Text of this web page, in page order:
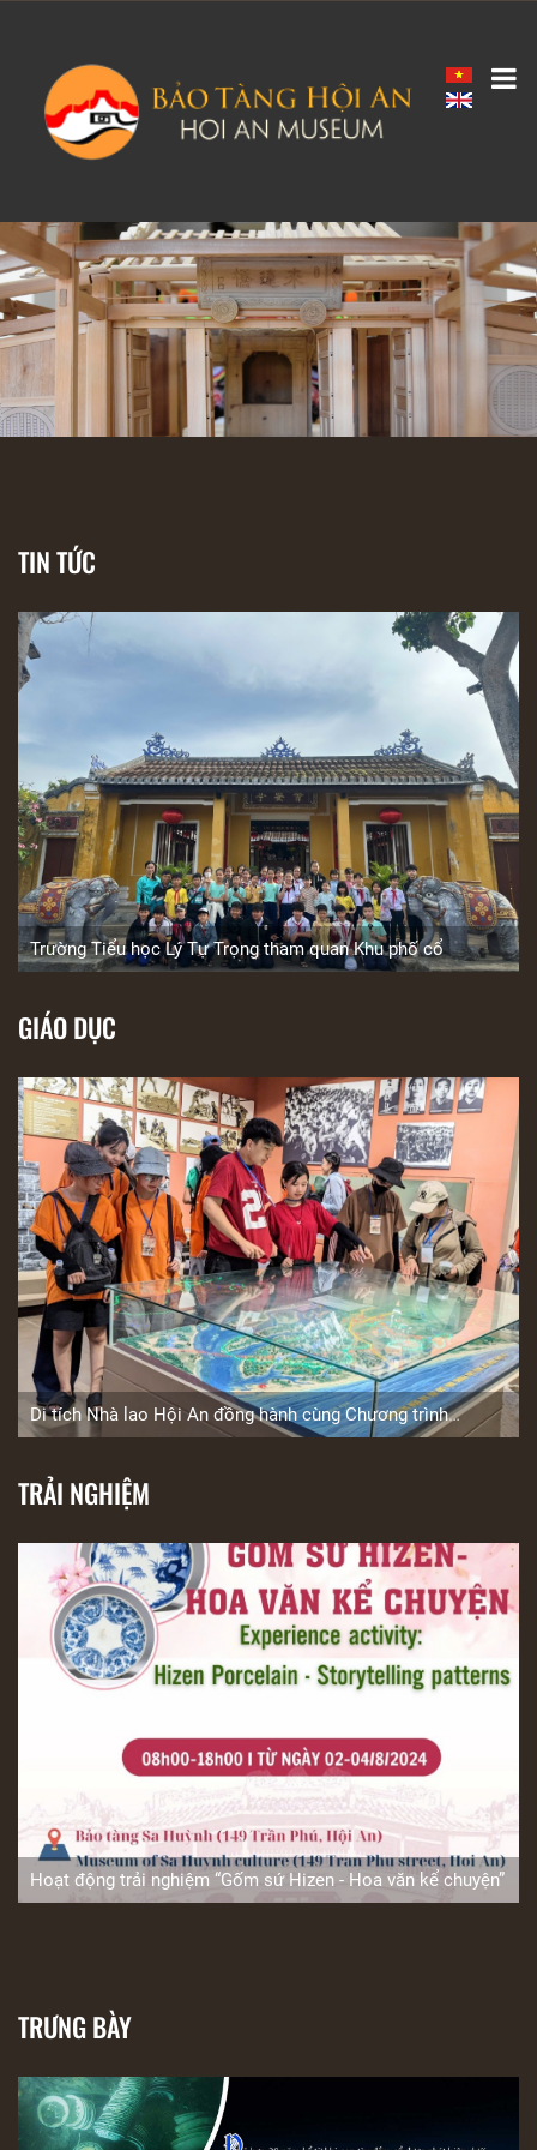
TIN TỨC
Trường Tiểu học Lý Tự Trọng tham quan Khu phố cổ
GIÁO DỤC
Di tích Nhà lao Hội An đồng hành cùng Chương trình
“Companion Race” mùa 7
TRẢI NGHIỆM
Hoạt động trải nghiệm “Gốm sứ Hizen - Hoa văn kể chuyện”
TRƯNG BÀY